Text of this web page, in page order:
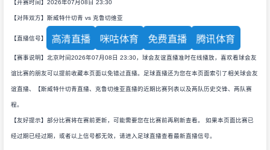
【开赛时间】2026年07月08日 23:30
【对阵双方】斯威特什切青 vs 克鲁切维亚
【直播信号】 高清直播 咪咕体育 免费直播 腾讯体育
【赛事说明】北京时间2026年07月08日 23:30，球会友谊直播准时在线播放，喜欢看球会友
谊比赛的朋友可以提前收藏本页面以免错过直播。足球直播还为您在本页面索引了相关球会友
谊直播、【斯威特什切青直播、克鲁切维亚直播的近期比赛列表以及两队历史交锋、两队赛
程。
【友好提示】部分比赛将在赛前更新，可能需要您在比赛前再刷新查看。 如果本页面比赛已
经过期已经过期，或者以上信号都无效，请进入足球直播查看最新直播信号。